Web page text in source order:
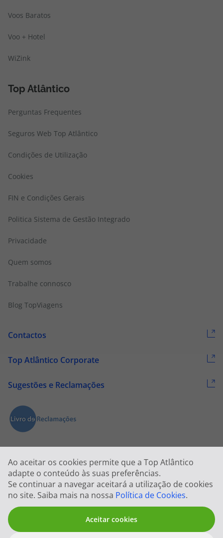
Ao aceitar os cookies permite que a Top Atlântico
adapte o conteúdo às suas preferências.
Se continuar a navegar aceitará a utilização de cookies
no site. Saiba mais na nossa Política de Cookies.
Aceitar cookies
Voos Baratos
Voo + Hotel
WiZink
Top Atlântico
Perguntas Frequentes
Seguros Web Top Atlântico
Condições de Utilização
Cookies
FIN e Condições Gerais
Politica Sistema de Gestão Integrado
Privacidade
Quem somos
Trabalhe connosco
Blog TopViagens
Contactos
Top Atlântico Corporate
Sugestões e Reclamações
2026 © Todos os direitos reservados:Top Atlântico, Viagens e Turismo